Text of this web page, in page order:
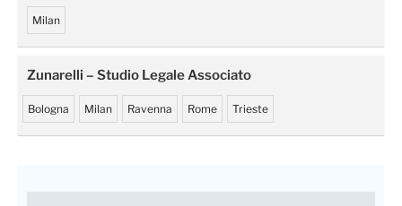
Milan
Zunarelli – Studio Legale Associato
Bologna Milan Ravenna Rome Trieste